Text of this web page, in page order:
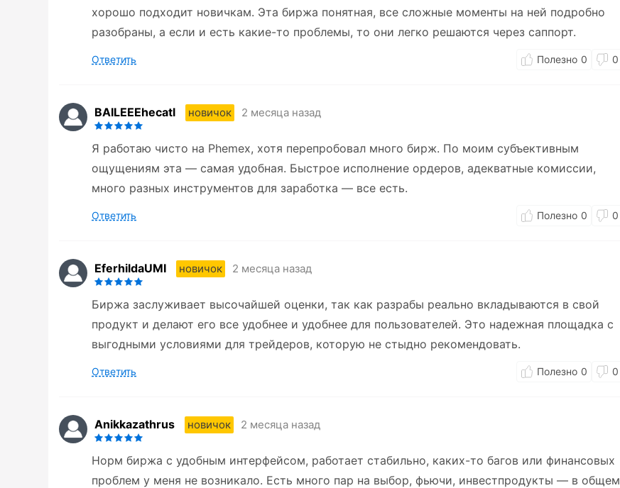
хорошо подходит новичкам. Эта биржа понятная, все сложные моменты на ней подробно
разобраны, а если и есть какие-то проблемы, то они легко решаются через саппорт.
Ответить 0 0
BAILEEEhecatl новичок 2 месяца назад
Я работаю чисто на Phemex, хотя перепробовал много бирж. По моим субъективным
ощущениям эта — самая удобная. Быстрое исполнение ордеров, адекватные комиссии,
много разных инструментов для заработка — все есть.
Ответить 0 0
EferhildaUMI новичок 2 месяца назад
Биржа заслуживает высочайшей оценки, так как разрабы реально вкладываются в свой
продукт и делают его все удобнее и удобнее для пользователей. Это надежная площадка с
выгодными условиями для трейдеров, которую не стыдно рекомендовать.
Ответить 0 0
Anikkazathrus новичок 2 месяца назад
Норм биржа с удобным интерфейсом, работает стабильно, каких-то багов или финансовых
проблем у меня не возникало. Есть много пар на выбор, фьючи, инвестпродукты — в общем